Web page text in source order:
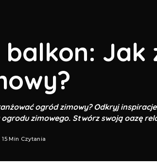
balkon: Jak
ogród zimowy? Odkryj inspiracje
zimowego. Stwórz swoją oazę
15 Min Czytania